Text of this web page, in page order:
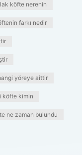
köfte nerenin
farkı nedir
yöreye aittir
köfte kimin
ne zaman bulundu